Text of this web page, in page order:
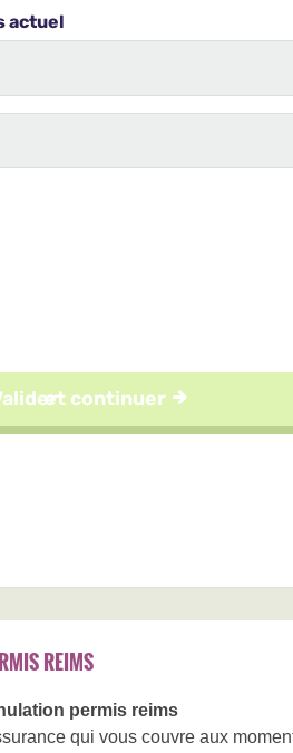
REIMS
permis reims
qui vous couvre aux